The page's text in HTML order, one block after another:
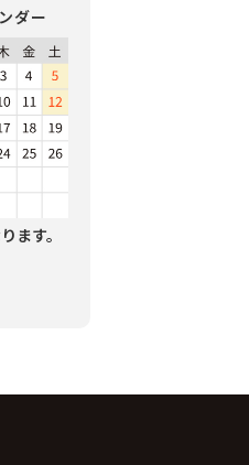
ダー
ます。